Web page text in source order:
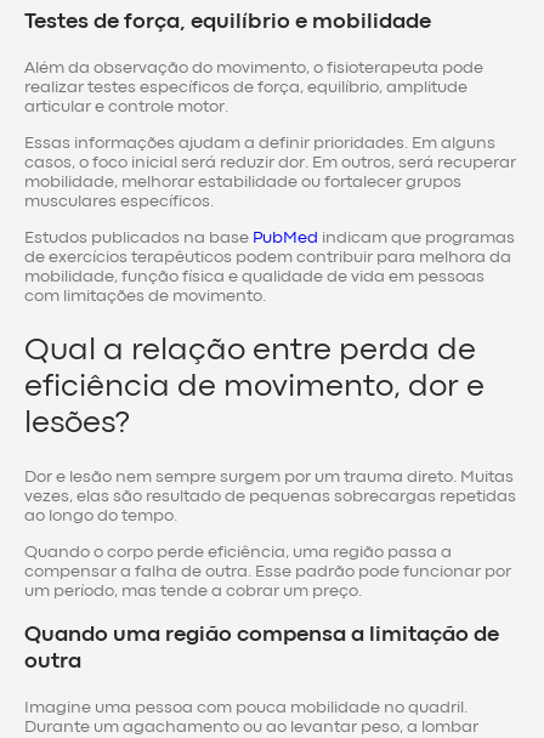
Testes de força, equilíbrio e mobilidade
Além da observação do movimento, o fisioterapeuta pode
realizar testes específicos de força, equilíbrio, amplitude
articular e controle motor.
Essas informações ajudam a definir prioridades. Em alguns
casos, o foco inicial será reduzir dor. Em outros, será recuperar
mobilidade, melhorar estabilidade ou fortalecer grupos
musculares específicos.
Estudos publicados na base PubMed indicam que programas
de exercícios terapêuticos podem contribuir para melhora da
mobilidade, função física e qualidade de vida em pessoas
com limitações de movimento.
Qual a relação entre perda de
eficiência de movimento, dor e
lesões?
Dor e lesão nem sempre surgem por um trauma direto. Muitas
vezes, elas são resultado de pequenas sobrecargas repetidas
ao longo do tempo.
Quando o corpo perde eficiência, uma região passa a
compensar a falha de outra. Esse padrão pode funcionar por
um período, mas tende a cobrar um preço.
Quando uma região compensa a limitação de
outra
Imagine uma pessoa com pouca mobilidade no quadril.
Durante um agachamento ou ao levantar peso, a lombar